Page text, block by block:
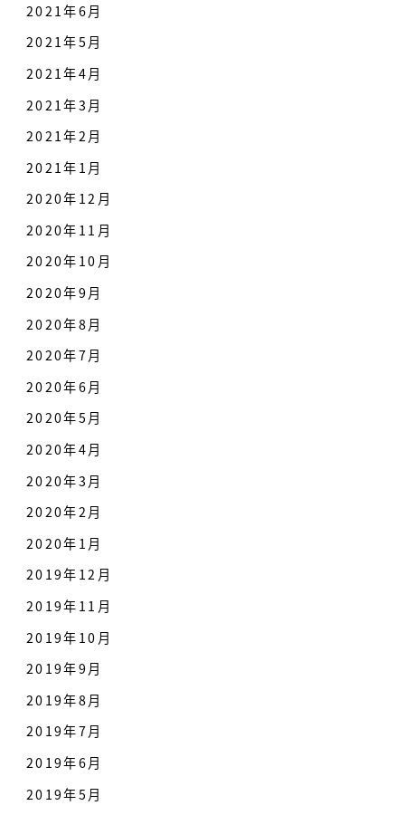
2021年6月
2021年5月
2021年4月
2021年3月
2021年2月
2021年1月
2020年12月
2020年11月
2020年10月
2020年9月
2020年8月
2020年7月
2020年6月
2020年5月
2020年4月
2020年3月
2020年2月
2020年1月
2019年12月
2019年11月
2019年10月
2019年9月
2019年8月
2019年7月
2019年6月
2019年5月